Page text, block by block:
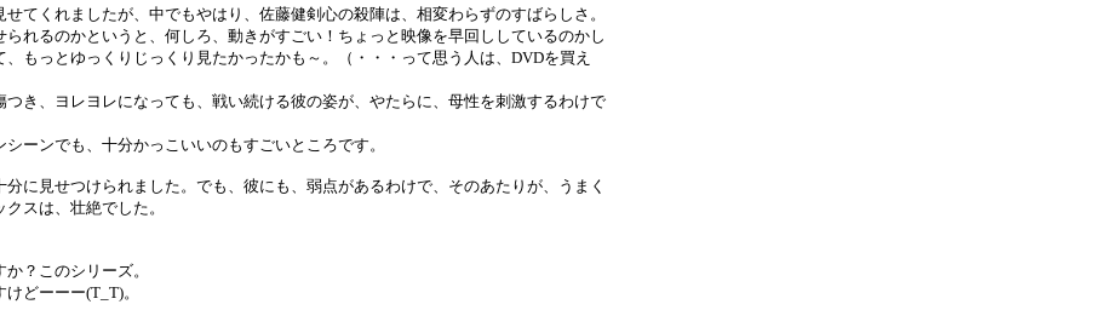
てくれましたが、中でもやはり、佐藤健剣心の殺陣は、相変わらずのすばらしさ。
れるのかというと、何しろ、動きがすごい！ちょっと映像を早回ししているのかし
、もっとゆっくりじっくり見たかったかも～。（・・・って思う人は、DVDを買え
つき、ヨレヨレになっても、戦い続ける彼の姿が、やたらに、母性を刺激するわけで
ーンでも、十分かっこいいのもすごいところです。
に見せつけられました。でも、彼にも、弱点があるわけで、そのあたりが、うまく
スは、壮絶でした。
？このシリーズ。
どーーー(T_T)。